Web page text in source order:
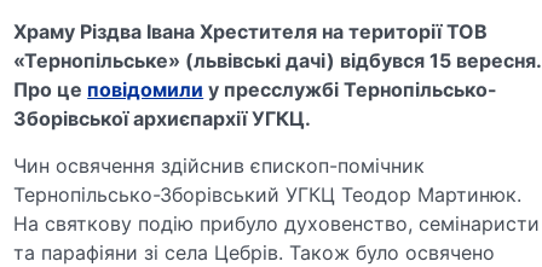
Храму Різдва Івана Хрестителя на території ТОВ
«Тернопільське» (львівські дачі) відбувся 15 вересня.
Про це повідомили у пресслужбі Тернопільсько-
Зборівської архиєпархії УГКЦ.
Чин освячення здійснив єпископ-помічник
Тернопільсько-Зборівський УГКЦ Теодор Мартинюк.
На святкову подію прибуло духовенство, семінаристи
та парафіяни зі села Цебрів. Також було освячено